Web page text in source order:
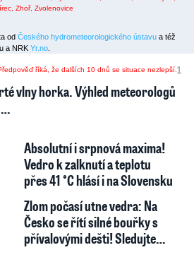
Zhoř, Zvolenovice
od Českého hydrometeorologického ústavu a též
a NRK Yr.no
1
vlny horka. Výhled meteorologů
…
Absolutní i srpnová maxima!
Vedro k zalknutí a teplotu
přes 41 °C hlásí i na Slovensku
Zlom počasí utne vedra: Na
Česko se řítí silné bouřky s
přívalovými dešti! Sledujte…